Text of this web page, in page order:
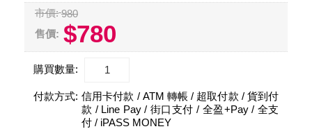
市價: 980
售價: $780
購買數量:
付款方式: 信用卡付款 / ATM 轉帳 / 超取付款 / 貨到付
款 / Line Pay / 街口支付 / 全盈+Pay / 全支
付 / iPASS MONEY